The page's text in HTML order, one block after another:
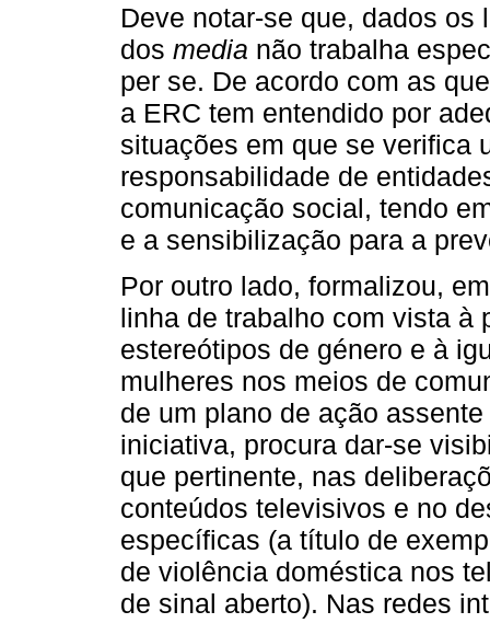
Deve notar‑se que, dados
dos media não trabalha
per se. De acordo com as
a ERC tem entendido por
situações em que se verifica
responsabilidade de
comunicação social, tendo
e a sensibilização para a
Por outro lado, formalizou,
linha de trabalho com vista à
estereótipos de género e à
mulheres nos meios de
de um plano de ação
iniciativa, procura dar‑se
que pertinente, nas
conteúdos televisivos e no
específicas (a título de
de violência doméstica nos
de sinal aberto). Nas redes